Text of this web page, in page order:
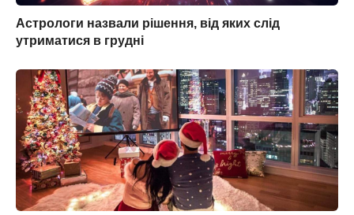
Астрологи назвали рішення, від яких слід
утриматися в грудні